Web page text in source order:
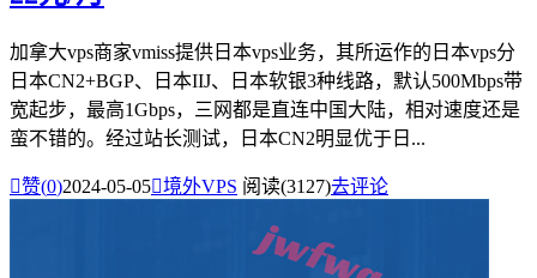
加拿大vps商家vmiss提供日本vps业务，其所运作的日本vps分
日本CN2+BGP、日本IIJ、日本软银3种线路，默认500Mbps带
宽起步，最高1Gbps，三网都是直连中国大陆，相对速度还是
蛮不错的。经过站长测试，日本CN2明显优于日...
赞(0)2024-05-05境外VPS 阅读(3127)去评论